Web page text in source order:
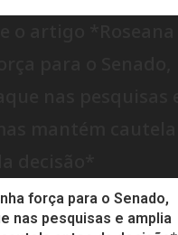
força para o Senado,
nas pesquisas e amplia